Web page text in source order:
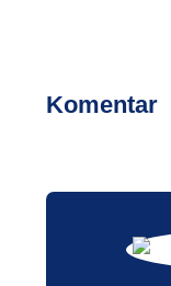
Komentar